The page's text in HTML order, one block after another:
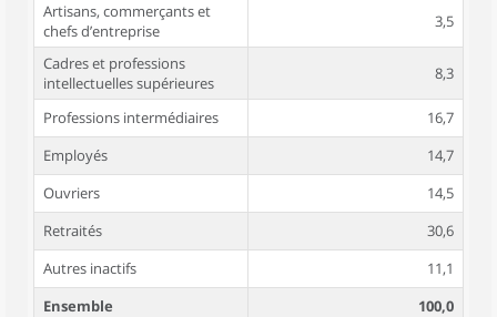
Artisans, commerçants et
chefs d’entreprise
3,5
Cadres et professions
intellectuelles supérieures
8,3
Professions intermédiaires
16,7
Employés
14,7
Ouvriers
14,5
Retraités
30,6
Autres inactifs
11,1
Ensemble
100,0